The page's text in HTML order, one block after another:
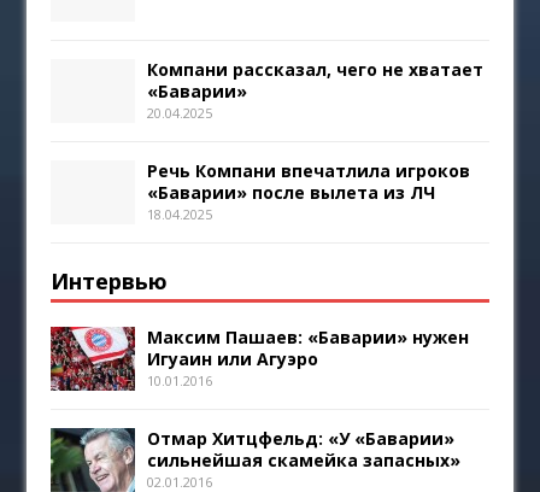
Компани рассказал, чего не хватает
«Баварии»
20.04.2025
Речь Компани впечатлила игроков
«Баварии» после вылета из ЛЧ
18.04.2025
Интервью
Максим Пашаев: «Баварии» нужен
Игуаин или Агуэро
10.01.2016
Отмар Хитцфельд: «У «Баварии»
сильнейшая скамейка запасных»
02.01.2016